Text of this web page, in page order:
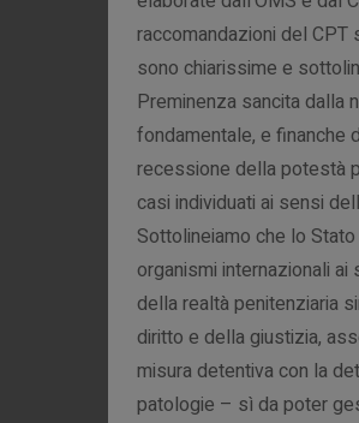
raccomandazioni del
sono chiarissime e
Preminenza sancita dalla
fondamentale, e finanche
recessione della potestà
casi individuati ai sensi
Sottolineiamo che lo
organismi internazionali
della realtà penitenziaria
diritto e della giustizia,
misura detentiva con la
patologie – sì da poter